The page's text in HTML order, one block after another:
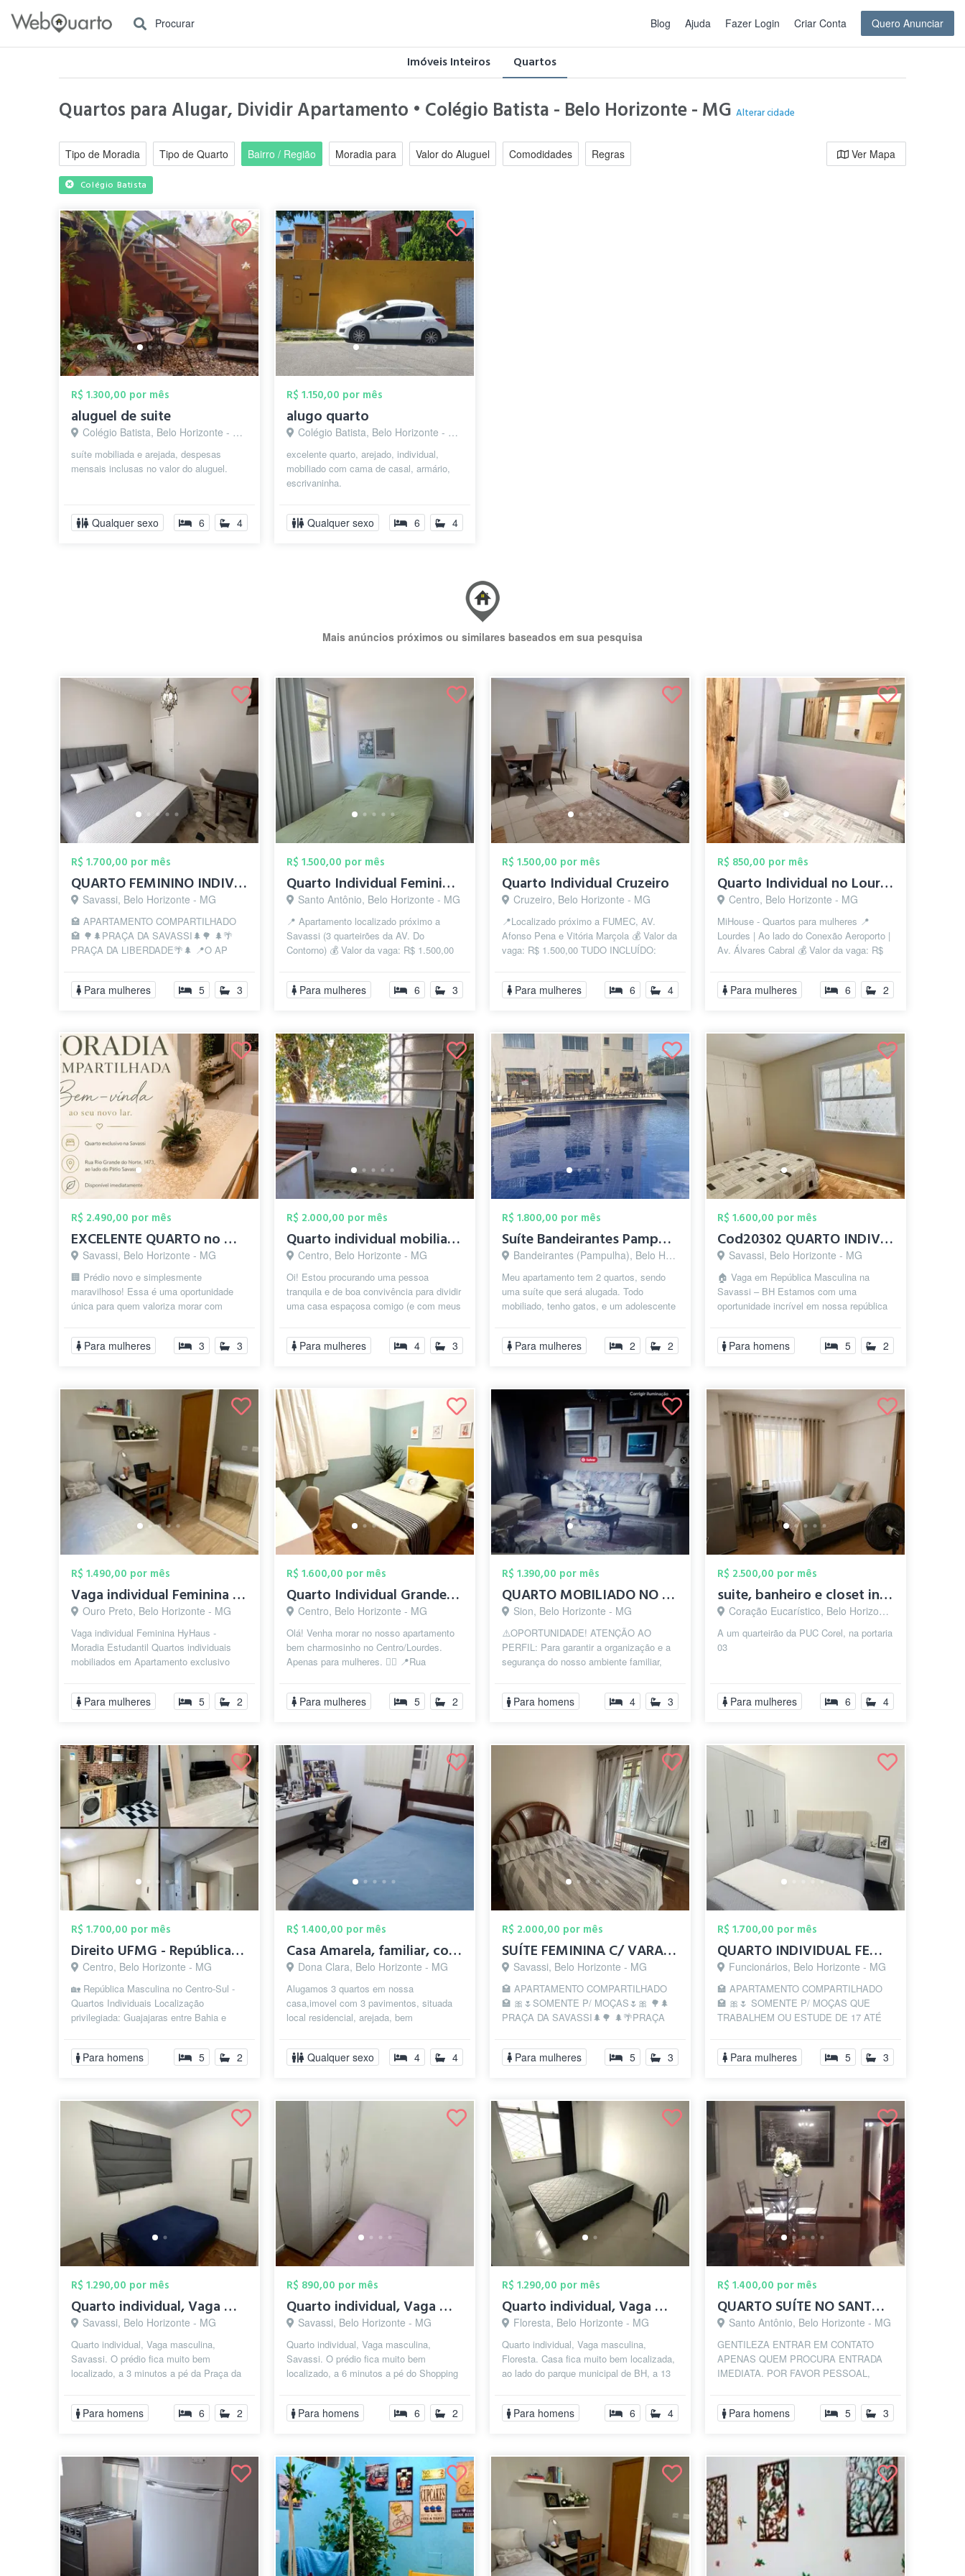
Procurar Blog Ajuda Fazer Login Criar Conta Quero Anunciar
Imóveis Inteiros Quartos
Quartos para Alugar, Dividir Apartamento • Colégio Batista - Belo Horizonte - MGAlterar cidade
Tipo de Moradia Tipo de Quarto Bairro / Região Moradia para Valor do Aluguel Comodidades Regras Ver Mapa
Colégio Batista
R$ 1.300,00 por mês
aluguel de suite
Colégio Batista, Belo Horizonte - MG
suíte mobiliada e arejada, despesas
mensais inclusas no valor do aluguel.
Qualquer sexo 6 4
R$ 1.150,00 por mês
alugo quarto
Colégio Batista, Belo Horizonte - MG
excelente quarto, arejado, individual,
mobiliado com cama de casal, armário,
escrivaninha.
Qualquer sexo 6 4
Mais anúncios próximos ou similares baseados em sua pesquisa
R$ 1.700,00 por mês
QUARTO FEMININO INDIVIDUAL - PRAÇA DA S...
Savassi, Belo Horizonte - MG
🏩 APARTAMENTO COMPARTILHADO
🏩 🌳🌲PRAÇA DA SAVASSI🌲🌳 🌲🌴
PRAÇA DA LIBERDADE🌴🌲 📍O AP
bem ao lado da Praça...
Para mulheres 5 3
R$ 1.500,00 por mês
Quarto Individual Feminino SAVASSI
Santo Antônio, Belo Horizonte - MG
📍 Apartamento localizado próximo a
Savassi (3 quarteirões da AV. Do
Contorno) 💰 Valor da vaga: R$ 1.500,00
IP...
Para mulheres 6 3
R$ 1.500,00 por mês
Quarto Individual Cruzeiro
Cruzeiro, Belo Horizonte - MG
📍Localizado próximo a FUMEC, AV.
Afonso Pena e Vitória Marçola 💰 Valor da
vaga: R$ 1.500,00 TUDO INCLUÍDO:
Para mulheres 6 4
R$ 850,00 por mês
Quarto Individual no Lourdes
Centro, Belo Horizonte - MG
MiHouse - Quartos para mulheres 📍
Lourdes | Ao lado do Conexão Aeroporto |
Av. Álvares Cabral 💰 Valor da vaga: R$
Para mulheres 6 2
R$ 2.490,00 por mês
EXCELENTE QUARTO no MELHOR PRÉDIO da SA...
Savassi, Belo Horizonte - MG
🏢 Prédio novo e simplesmente
maravilhoso! Essa é uma oportunidade
única para quem valoriza morar com
✨ O co...
Para mulheres 3 3
R$ 2.000,00 por mês
Quarto individual mobiliado – Casa
Centro, Belo Horizonte - MG
Oi! Estou procurando uma pessoa
tranquila e de boa convivência para dividir
uma casa espaçosa comigo (e com meus
Para mulheres 4 3
R$ 1.800,00 por mês
Suíte Bandeirantes Pampulha
Bandeirantes (Pampulha), Belo Horizonte - MG
Meu apartamento tem 2 quartos, sendo
uma suíte que será alugada. Todo
mobiliado, tenho gatos, e um adolescente
faze...
Para mulheres 2 2
R$ 1.600,00 por mês
Cod20302 QUARTO INDIVIDUAL - SAVASSI - P...
Savassi, Belo Horizonte - MG
🏠 Vaga em República Masculina na
Savassi – BH Estamos com uma
oportunidade incrível em nossa república
Savas...
Para homens 5 2
R$ 1.490,00 por mês
Vaga individual Feminina - HyHaus Coliv...
Ouro Preto, Belo Horizonte - MG
Vaga individual Feminina HyHaus -
Moradia Estudantil Quartos individuais
mobiliados em Apartamento exclusivo
...
Para mulheres 5 2
R$ 1.600,00 por mês
Quarto Individual Grande - Lourdes / Cen...
Centro, Belo Horizonte - MG
Olá! Venha morar no nosso apartamento
bem charmosinho no Centro/Lourdes.
Apenas para mulheres. 🧚‍♀️ 📍Rua
indi...
Para mulheres 5 2
R$ 1.390,00 por mês
QUARTO MOBILIADO NO SION
Sion, Belo Horizonte - MG
⚠️OPORTUNIDADE! ATENÇÃO AO
PERFIL: Para garantir a organização e a
segurança do nosso ambiente familiar,
que ...
Para homens 4 3
R$ 2.500,00 por mês
suite, banheiro e closet individual
Coração Eucarístico, Belo Horizonte - MG
A um quarteirão da PUC Corel, na portaria
03
Para mulheres 6 4
R$ 1.700,00 por mês
Direito UFMG - República Masculina - Cen...
Centro, Belo Horizonte - MG
🏡 República Masculina no Centro-Sul -
Quartos Individuais Localização
privilegiada: Guajajaras entre Bahia e
Libe...
Para homens 5 2
R$ 1.400,00 por mês
Casa Amarela, familiar, conforto no Dona...
Dona Clara, Belo Horizonte - MG
Alugamos 3 quartos em nossa
casa,imovel com 3 pavimentos, situada
local residencial, arejada, bem
proprietarios reside...
Qualquer sexo 4 4
R$ 2.000,00 por mês
SUÍTE FEMININA C/ VARANDA-PRAÇA DA SAVAS...
Savassi, Belo Horizonte - MG
🏩 APARTAMENTO COMPARTILHADO
🏩 🎀🌷SOMENTE P/ MOÇAS🌷🎀 🌳🌲
PRAÇA DA SAVASSI🌲🌳 🌲🌴PRAÇA
💖da Praça da Sa...
Para mulheres 5 3
R$ 1.700,00 por mês
QUARTO INDIVIDUAL FEMININO 🌸 - PRAÇA DA...
Funcionários, Belo Horizonte - MG
🏩 APARTAMENTO COMPARTILHADO
🏩 🎀🌷 SOMENTE P/ MOÇAS QUE
TRABALHEM OU ESTUDE DE 17 ATÉ
ASSEMBLEIA🌲🌳 🌲🌴PRAÇA DA
LIBERD...
Para mulheres 5 3
R$ 1.290,00 por mês
Quarto individual, Vaga masculina, Savas...
Savassi, Belo Horizonte - MG
Quarto individual, Vaga masculina,
Savassi. O prédio fica muito bem
localizado, a 3 minutos a pé da Praça da
...
Para homens 6 2
R$ 890,00 por mês
Quarto individual, Vaga masculina, Savas...
Savassi, Belo Horizonte - MG
Quarto individual, Vaga masculina,
Savassi. O prédio fica muito bem
localizado, a 6 minutos a pé do Shopping
Liberdade,...
Para homens 6 2
R$ 1.290,00 por mês
Quarto individual, Vaga masculina, Flore...
Floresta, Belo Horizonte - MG
Quarto individual, Vaga masculina,
Floresta. Casa fica muito bem localizada,
ao lado do parque municipal de BH, a 13
Para homens 6 4
R$ 1.400,00 por mês
QUARTO SUÍTE NO SANTO ANTÔNIO
Santo Antônio, Belo Horizonte - MG
GENTILEZA ENTRAR EM CONTATO
APENAS QUEM PROCURA ENTRADA
IMEDIATA. POR FAVOR PESSOAL,
CONTATO. SEMPRE PERGUNTAM SE
O ...Para homens 5 3